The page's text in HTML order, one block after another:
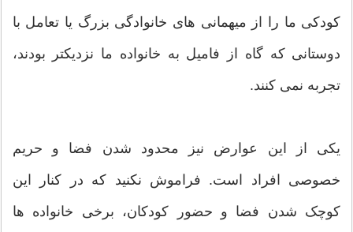
کودکی ما را از میهمانی های خانوادگی بزرگ یا تعامل با
دوستانی که گاه از فامیل به خانواده ما نزدیکتر بودند،
تجربه نمی کنند.
یکی از این عوارض نیز محدود شدن فضا و حریم
خصوصی افراد است. فراموش نکنید که در کنار این
کوچک شدن فضا و حضور کودکان، برخی خانواده ها